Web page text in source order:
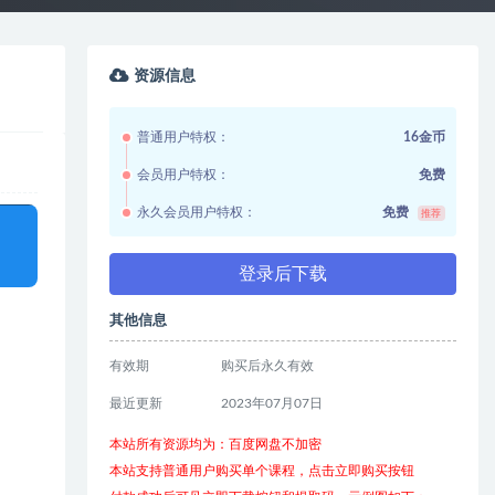
资源信息
普通用户特权： 16金币
会员用户特权： 免费
永久会员用户特权： 免费 推荐
登录后下载
其他信息
有效期 购买后永久有效
最近更新 2023年07月07日
本站所有资源均为：百度网盘不加密
本站支持普通用户购买单个课程，点击立即购买按钮